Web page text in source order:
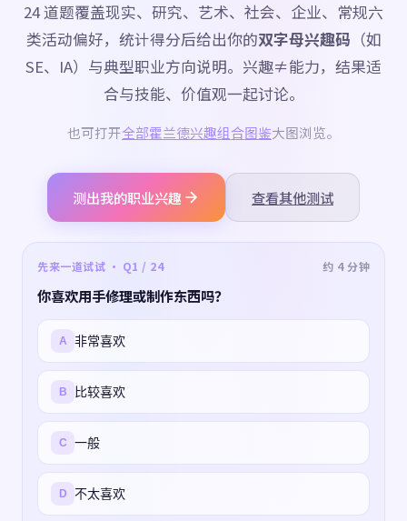
24 道题覆盖现实、研究、艺术、社会、企业、常规六
类活动偏好，统计得分后给出你的双字母兴趣码 （如
SE、IA）与典型职业方向说明。兴趣≠能力，结果适
合与技能、价值观一起讨论。
也可打开全部霍兰德兴趣组合图鉴大图浏览。
测出我的职业兴趣 查看其他测试
先来一道试试 · Q1 / 24 约 4 分钟
你喜欢用手修理或制作东西吗？
A 非常喜欢
B 比较喜欢
C 一般
D 不太喜欢